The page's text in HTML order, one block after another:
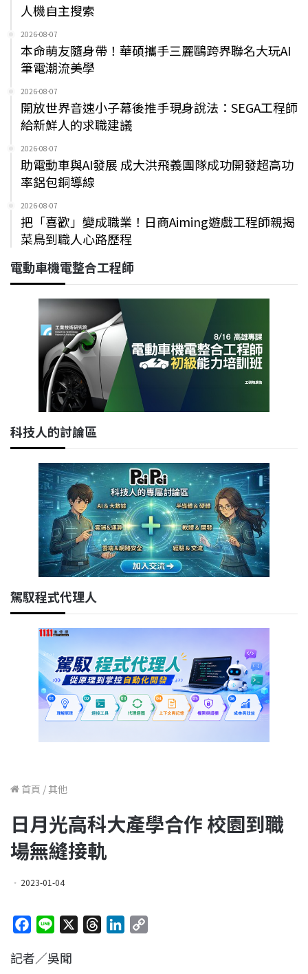
人機自主搜索
2026-08-07
本命萌友隨身帶！華碩攜手三麗鷗跨界聯名大玩AI
筆電潮流美學
2026-08-07
開放世界音速小子幕後推手現身說法：SEGA工程師
給新鮮人的求職建議
2026-08-07
助電動車與AI發展 成大洪飛義團隊成功開發超高功
率鋁包銅導線
2026-08-07
把「喜歡」變成職業！日商Aiming遊戲工程師親揭
菜鳥到職人心路歷程
電動車機電整合工程師
科技人的討論區
駕馭程式代理人